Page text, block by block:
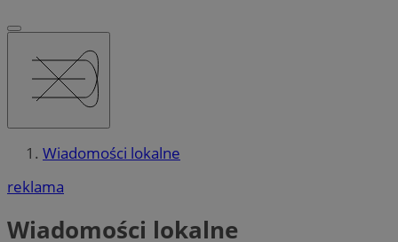
Wiadomości lokalne
reklama
Wiadomości lokalne